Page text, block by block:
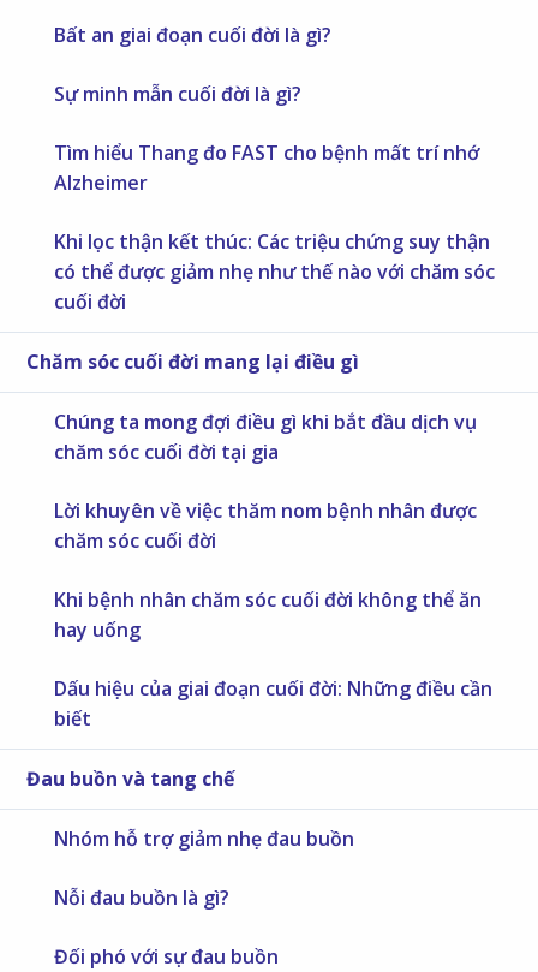
Bất an giai đoạn cuối đời là gì?
Sự minh mẫn cuối đời là gì?
Tìm hiểu Thang đo FAST cho bệnh mất trí nhớ
Alzheimer
Khi lọc thận kết thúc: Các triệu chứng suy thận
có thể được giảm nhẹ như thế nào với chăm sóc
cuối đời
Chăm sóc cuối đời mang lại điều gì
Chúng ta mong đợi điều gì khi bắt đầu dịch vụ
chăm sóc cuối đời tại gia
Lời khuyên về việc thăm nom bệnh nhân được
chăm sóc cuối đời
Khi bệnh nhân chăm sóc cuối đời không thể ăn
hay uống
Dấu hiệu của giai đoạn cuối đời: Những điều cần
biết
Đau buồn và tang chế
Nhóm hỗ trợ giảm nhẹ đau buồn
Nỗi đau buồn là gì?
Đối phó với sự đau buồn